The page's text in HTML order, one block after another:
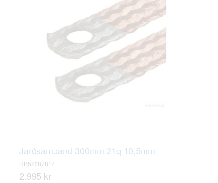
Jarðsamband 300mm 21q 10,5mm
HB52287814
2.995 kr